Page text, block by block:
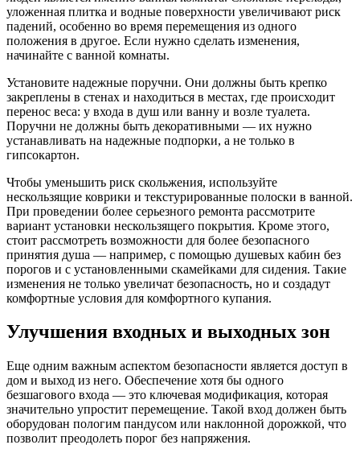
уложенная плитка и водные поверхности увеличивают риск
падений, особенно во время перемещения из одного
положения в другое. Если нужно сделать изменения,
начинайте с ванной комнаты.
Установите надежные поручни. Они должны быть крепко
закреплены в стенах и находиться в местах, где происходит
перенос веса: у входа в душ или ванну и возле туалета.
Поручни не должны быть декоративными — их нужно
устанавливать на надежные подпорки, а не только в
гипсокартон.
Чтобы уменьшить риск скольжения, используйте
нескользящие коврики и текстурированные полоски в ванной.
При проведении более серьезного ремонта рассмотрите
вариант установки нескользящего покрытия. Кроме этого,
стоит рассмотреть возможности для более безопасного
принятия душа — например, с помощью душевых кабин без
порогов и с установленными скамейками для сидения. Такие
изменения не только увеличат безопасность, но и создадут
комфортные условия для комфортного купания.
Улучшения входных и выходных зон
Еще одним важным аспектом безопасности является доступ в
дом и выход из него. Обеспечение хотя бы одного
безшагового входа — это ключевая модификация, которая
значительно упростит перемещение. Такой вход должен быть
оборудован пологим пандусом или наклонной дорожкой, что
позволит преодолеть порог без напряжения.